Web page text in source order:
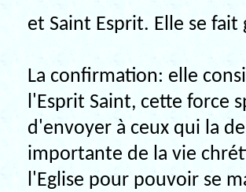
et Saint Esprit. Elle se
La confirmation: elle
l'Esprit Saint, cette force
d'envoyer à ceux qui la
importante de la vie
l'Eglise pour pouvoir se